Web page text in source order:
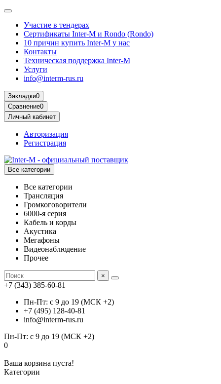
Участие в тендерах
Сертификаты Inter-M и Rondo (Rondo)
10 причин купить Inter-M у нас
Контакты
Техническая поддержка Inter-M
Услуги
info@interm-rus.ru
Закладки0
Сравнение0
Личный кабинет
Авторизация
Регистрация
Все категории
Все категории
Трансляция
Громкоговорители
6000-я серия
Кабель и корды
Акустика
Мегафоны
Видеонаблюдение
Прочее
×
+7 (343) 385-60-81
Пн-Пт: с 9 до 19 (МСК +2)
+7 (495) 128-40-81
info@interm-rus.ru
Пн-Пт: с 9 до 19 (МСК +2)
0
Ваша корзина пуста!
Категории